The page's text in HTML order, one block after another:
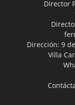
Director
Dirección: 9
Villa